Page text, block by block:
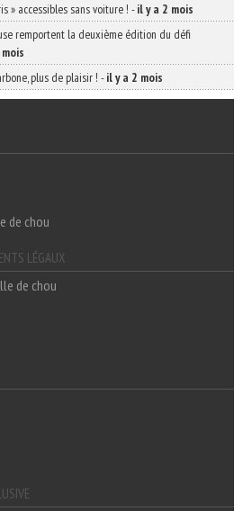
» accessibles sans voiture ! -il y a 2 mois
remportent la deuxième édition du défi
plus de plaisir ! -il y a 2 mois
de chou
LÉGAUX
de chou